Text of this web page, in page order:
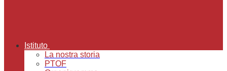
Istituto
La nostra storia
PTOF